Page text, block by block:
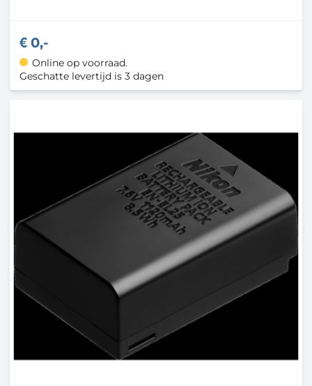
0,-
Online op voorraad.
Geschatte levertijd is 3 dagen